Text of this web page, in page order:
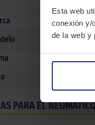
Esta web
conexión y/
de la web y
PARA EL